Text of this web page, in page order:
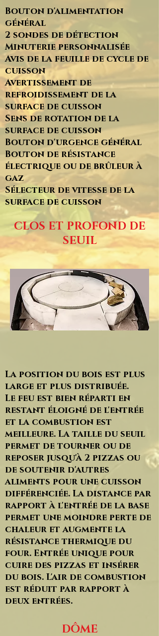
Bouton d'alimentation
général
2 sondes de détection
Minuterie personnalisée
Avis de la feuille de cycle de
cuisson
Avertissement de
refroidissement de la
surface de cuisson
Sens de rotation de la
surface de cuisson
Bouton d'urgence général
Bouton de résistance
électrique ou de brûleur à
gaz
Sélecteur de vitesse de la
surface de cuisson
CLOS ET PROFOND DE
SEUIL
La position du bois est plus
large et plus distribuée.
Le feu est bien réparti en
restant éloigné de l'entrée
et la combustion est
meilleure. La taille du seuil
permet de tourner ou de
reposer jusqu'à 2 pizzas ou
de soutenir d'autres
aliments pour une cuisson
différenciée. La distance par
rapport à l'entrée de la base
permet une moindre perte de
chaleur et augmente la
résistance thermique du
four. Entrée unique pour
cuire des pizzas et insérer
du bois. L'air de combustion
est réduit par rapport à
deux entrées.
DÔME